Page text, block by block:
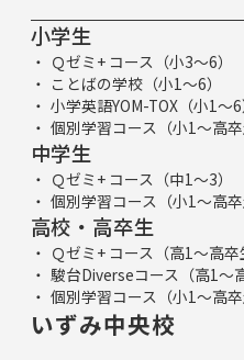
小学生
Ｑゼミ+ コース（小3～6）
ことばの学校（小1～6）
小学英語YOM-TOX（小1～6
個別学習コース（小1～高卒
中学生
Ｑゼミ+ コース（中1～3）
個別学習コース（小1～高卒
高校・高卒生
Ｑゼミ+ コース（高1～高卒
駿台Diverseコース（高1～
個別学習コース（小1～高卒
いずみ中央校